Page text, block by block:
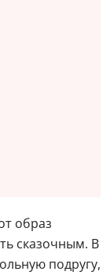
образ
сказочным. В
подругу,